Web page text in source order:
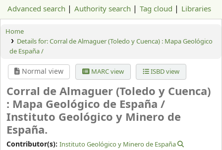
Advanced search Authority search Tag cloud Libraries
Home
Details for:Corral de Almaguer (Toledo y Cuenca) : Mapa Geológico
de España /
Normal view MARC view ISBD view
Corral de Almaguer (Toledo y Cuenca)
: Mapa Geológico de España /
Instituto Geológico y Minero de
España.
Contributor(s): Instituto Geológico y Minero de España